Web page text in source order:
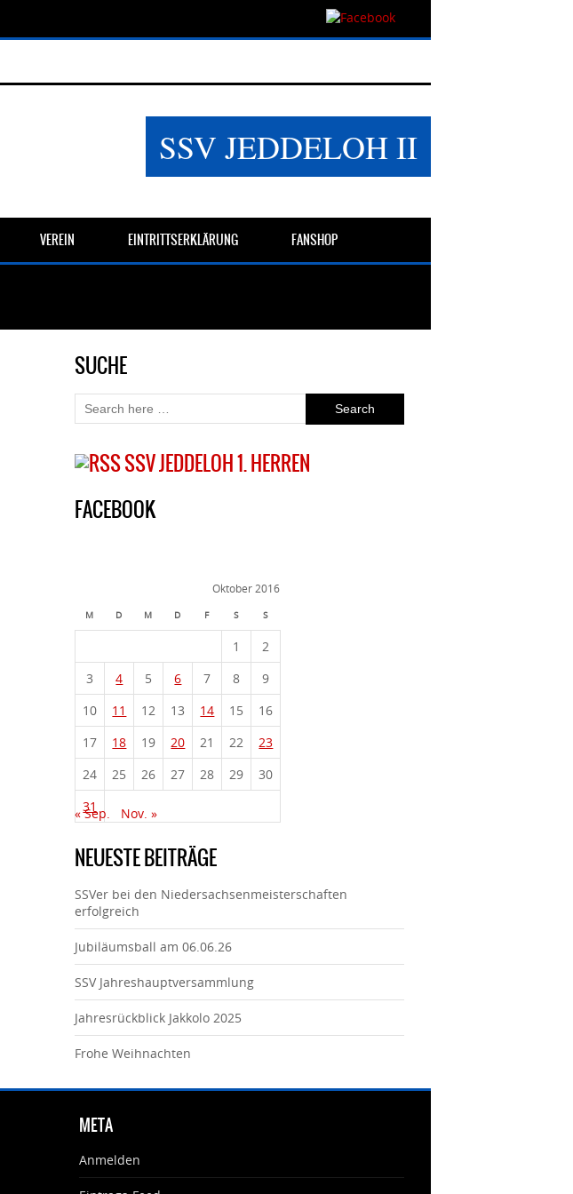
SSV JEDDELOH II
VEREIN EINTRITTSERKLÄRUNG FANSHOP
SUCHE
SSV JEDDELOH 1. HERREN
FACEBOOK
Oktober 2016
M D M D F S S
1
2
3
4 5 6 7 8
9
10
11 12 13 14 15
16
17
18 19 20 21 22
23
24
25 26 27 28 29
30
31
« Sep. Nov. »
NEUESTE BEITRÄGE
SSVer bei den Niedersachsenmeisterschaften
erfolgreich
Jubiläumsball am 06.06.26
SSV Jahreshauptversammlung
Jahresrückblick Jakkolo 2025
Frohe Weihnachten
META
Anmelden